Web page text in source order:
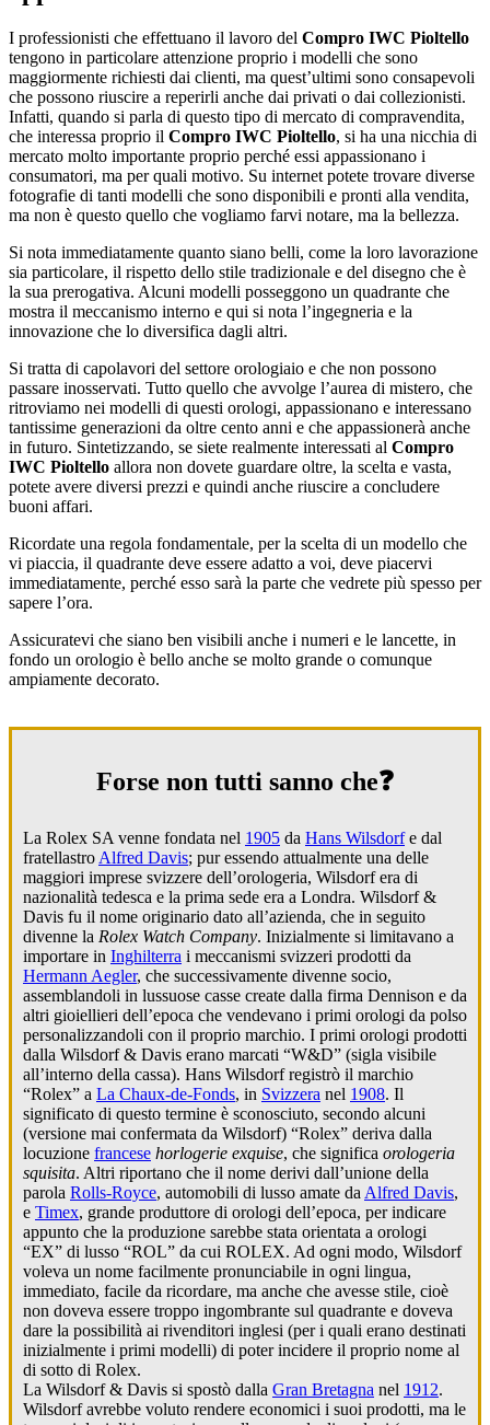
I professionisti che effettuano il lavoro del Compro IWC Pioltello
tengono in particolare attenzione proprio i modelli che sono
maggiormente richiesti dai clienti, ma quest’ultimi sono consapevoli
che possono riuscire a reperirli anche dai privati o dai collezionisti.
Infatti, quando si parla di questo tipo di mercato di compravendita,
che interessa proprio il Compro IWC Pioltello, si ha una nicchia di
mercato molto importante proprio perché essi appassionano i
consumatori, ma per quali motivo. Su internet potete trovare diverse
fotografie di tanti modelli che sono disponibili e pronti alla vendita,
ma non è questo quello che vogliamo farvi notare, ma la bellezza.
Si nota immediatamente quanto siano belli, come la loro lavorazione
sia particolare, il rispetto dello stile tradizionale e del disegno che è
la sua prerogativa. Alcuni modelli posseggono un quadrante che
mostra il meccanismo interno e qui si nota l’ingegneria e la
innovazione che lo diversifica dagli altri.
Si tratta di capolavori del settore orologiaio e che non possono
passare inosservati. Tutto quello che avvolge l’aurea di mistero, che
ritroviamo nei modelli di questi orologi, appassionano e interessano
tantissime generazioni da oltre cento anni e che appassionerà anche
in futuro. Sintetizzando, se siete realmente interessati al Compro
IWC Pioltello allora non dovete guardare oltre, la scelta e vasta,
potete avere diversi prezzi e quindi anche riuscire a concludere
buoni affari.
Ricordate una regola fondamentale, per la scelta di un modello che
vi piaccia, il quadrante deve essere adatto a voi, deve piacervi
immediatamente, perché esso sarà la parte che vedrete più spesso per
sapere l’ora.
Assicuratevi che siano ben visibili anche i numeri e le lancette, in
fondo un orologio è bello anche se molto grande o comunque
ampiamente decorato.
Forse non tutti sanno che❓
La Rolex SA venne fondata nel 1905 da Hans Wilsdorfe dal
fratellastro Alfred Davis; pur essendo attualmente una delle
maggiori imprese svizzere dell’orologeria, Wilsdorf era di
nazionalità tedesca e la prima sede era a Londra. Wilsdorf &
Davis fu il nome originario dato all’azienda, che in seguito
divenne la Rolex Watch Company. Inizialmente si limitavano a
importare in Inghilterra i meccanismi svizzeri prodotti da
Hermann Aegler, che successivamente divenne socio,
assemblandoli in lussuose casse create dalla firma Dennison e da
altri gioiellieri dell’epoca che vendevano i primi orologi da polso
personalizzandoli con il proprio marchio. I primi orologi prodotti
dalla Wilsdorf & Davis erano marcati “W&D” (sigla visibile
all’interno della cassa). Hans Wilsdorf registrò il marchio
“Rolex” a La Chaux-de-Fonds, in Svizzera nel 1908. Il
significato di questo termine è sconosciuto, secondo alcuni
(versione mai confermata da Wilsdorf) “Rolex” deriva dalla
locuzione francese horlogerie exquise, che significa orologeria
squisita. Altri riportano che il nome derivi dall’unione della
parola Rolls-Royce, automobili di lusso amate da Alfred Davis,
e Timex, grande produttore di orologi dell’epoca, per indicare
appunto che la produzione sarebbe stata orientata a orologi
“EX” di lusso “ROL” da cui ROLEX. Ad ogni modo, Wilsdorf
voleva un nome facilmente pronunciabile in ogni lingua,
immediato, facile da ricordare, ma anche che avesse stile, cioè
non doveva essere troppo ingombrante sul quadrante e doveva
dare la possibilità ai rivenditori inglesi (per i quali erano destinati
inizialmente i primi modelli) di poter incidere il proprio nome al
di sotto di Rolex.
La Wilsdorf & Davis si spostò dalla Gran Bretagna nel 1912.
Wilsdorf avrebbe voluto rendere economici i suoi prodotti, ma le